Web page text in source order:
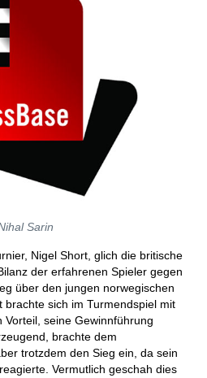
Sarin
Nigel Short, glich die britische
der erfahrenen Spieler gegen
über den jungen norwegischen
brachte sich im Turmendspiel mit
seine Gewinnführung
brachte dem
trotzdem den Sieg ein, da sein
Vermutlich geschah dies